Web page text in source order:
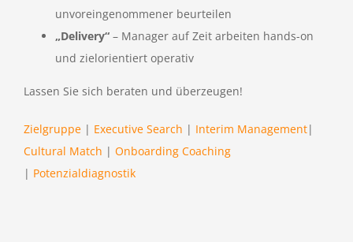
unvoreingenommener beurteilen
„Delivery“ – Manager auf Zeit arbeiten hands-on
und zielorientiert operativ
Lassen Sie sich beraten und überzeugen!
Zielgruppe | Executive Search | Interim Management|
Cultural Match | Onboarding Coaching
| Potenzialdiagnostik